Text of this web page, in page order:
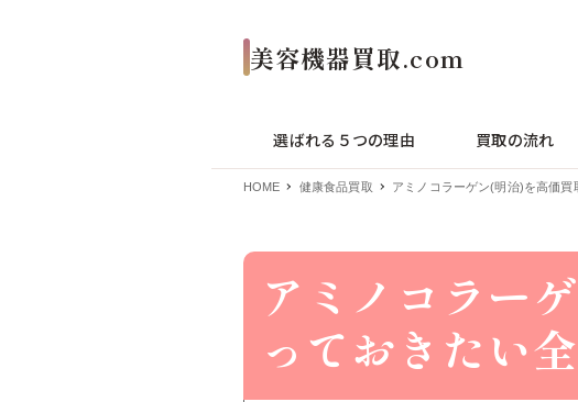
選ばれる５つの理由 買取の流れ
HOME 健康食品買取 アミノコラーゲン(明治)を高価
アミノコラー
っておきたい